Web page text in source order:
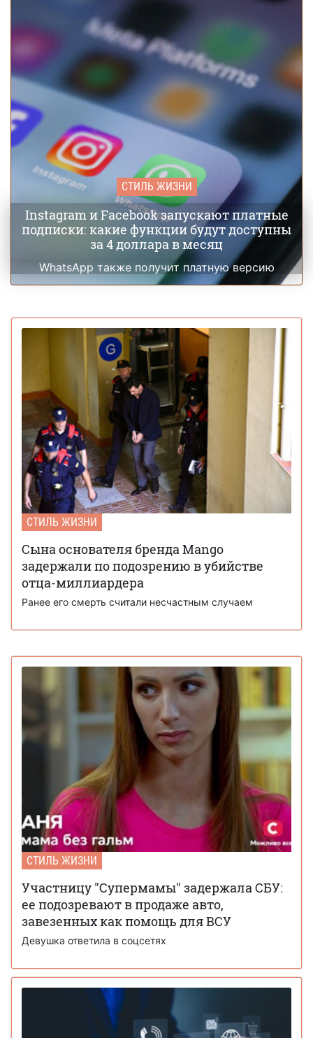
СТИЛЬ ЖИЗНИ
Instagram и Facebook запускают платные
подписки: какие функции будут доступны
за 4 доллара в месяц
WhatsApp также получит платную версию
СТИЛЬ ЖИЗНИ
Сына основателя бренда Mango
задержали по подозрению в убийстве
отца-миллиардера
Ранее его смерть считали несчастным случаем
СТИЛЬ ЖИЗНИ
Участницу "Супермамы" задержала СБУ:
ее подозревают в продаже авто,
завезенных как помощь для ВСУ
Девушка ответила в соцсетях